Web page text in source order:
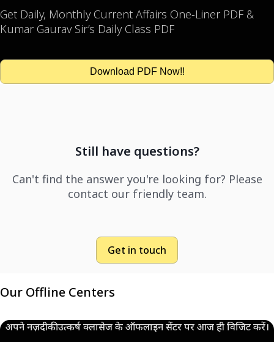
Get Daily, Monthly Current Affairs One-Liner PDF &
Kumar Gaurav Sir’s Daily Class PDF
Download PDF Now!!
Still have questions?
Can't find the answer you're looking for? Please
contact our friendly team.
Get in touch
Our Offline Centers
अपने नज़दीकी उत्कर्ष क्लासेज के ऑफलाइन सेंटर पर आज ही विजिट करें।